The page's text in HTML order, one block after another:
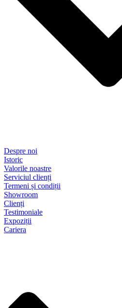
Despre noi
Istoric
Valorile noastre
Serviciul clienți
Termeni și condiții
Showroom
Clienți
Testimoniale
Expoziții
Cariera